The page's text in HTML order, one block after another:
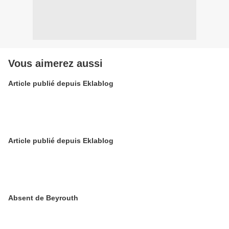
Vous aimerez aussi
Article publié depuis Eklablog
Article publié depuis Eklablog
Absent de Beyrouth